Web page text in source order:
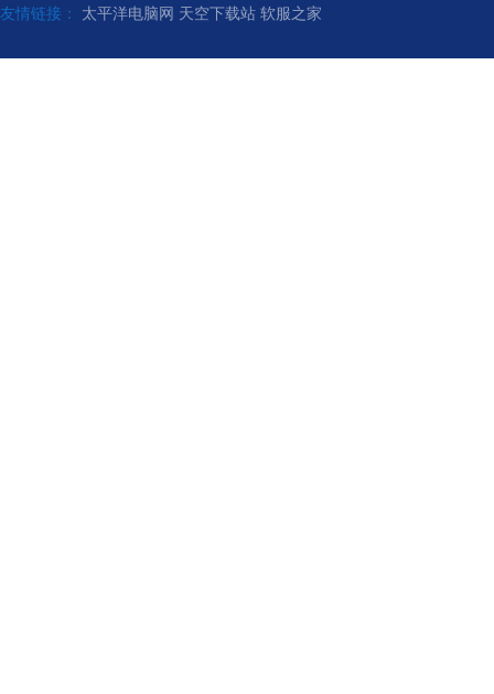
友情链接： 太平洋电脑网 天空下载站 软服之家